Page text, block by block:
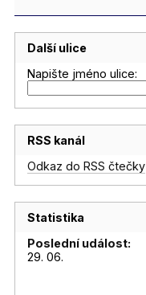
Další ulice
Napište jméno ulice:
RSS kanál
Odkaz do RSS čtečky
Statistika
Poslední událost:
29. 06.